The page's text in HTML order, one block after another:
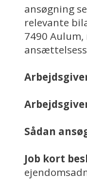
ansøgning
relevante
7490
Sådan
Job kort